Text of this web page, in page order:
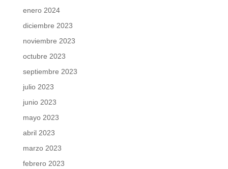
enero 2024
diciembre 2023
noviembre 2023
octubre 2023
septiembre 2023
julio 2023
junio 2023
mayo 2023
abril 2023
marzo 2023
febrero 2023